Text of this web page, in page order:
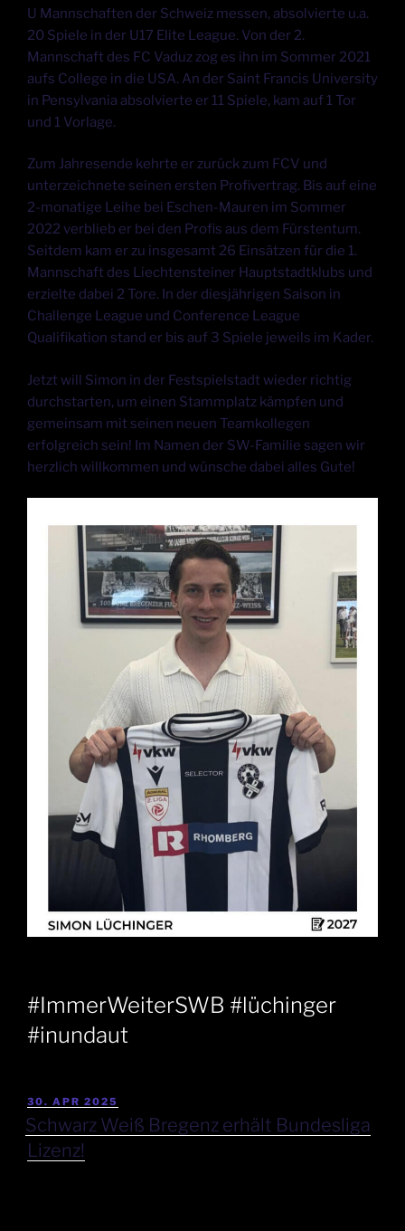
U Mannschaften der Schweiz messen, absolvierte u.a.
20 Spiele in der U17 Elite League. Von der 2.
Mannschaft des FC Vaduz zog es ihn im Sommer 2021
aufs College in die USA. An der Saint Francis University
in Pensylvania absolvierte er 11 Spiele, kam auf 1 Tor
und 1 Vorlage.
Zum Jahresende kehrte er zurück zum FCV und
unterzeichnete seinen ersten Profivertrag. Bis auf eine
2-monatige Leihe bei Eschen-Mauren im Sommer
2022 verblieb er bei den Profis aus dem Fürstentum.
Seitdem kam er zu insgesamt 26 Einsätzen für die 1.
Mannschaft des Liechtensteiner Hauptstadtklubs und
erzielte dabei 2 Tore. In der diesjährigen Saison in
Challenge League und Conference League
Qualifikation stand er bis auf 3 Spiele jeweils im Kader.
Jetzt will Simon in der Festspielstadt wieder richtig
durchstarten, um einen Stammplatz kämpfen und
gemeinsam mit seinen neuen Teamkollegen
erfolgreich sein! Im Namen der SW-Familie sagen wir
herzlich willkommen und wünsche dabei alles Gute!
#ImmerWeiterSWB #lüchinger
#inundaut
30. APR 2025
Schwarz Weiß Bregenz erhält Bundesliga
Lizenz!